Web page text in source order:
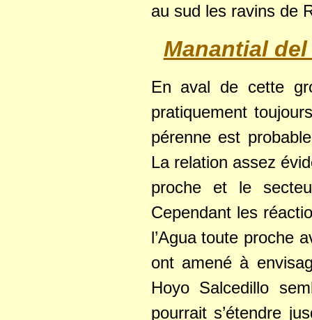
au sud les ravins de
Manantial
En aval de cette
pratiquement
pérenne est
La relation assez
proche et le
Cependant les
l’Agua toute proche
ont amené à
Hoyo Salcedillo
pourrait s’étendre